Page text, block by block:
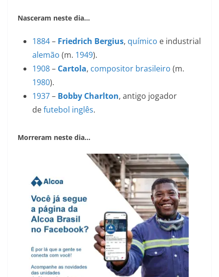
Nasceram neste dia…
1884– Friedrich Bergius, químico e industrial
alemão (m. 1949).
1908– Cartola, compositor brasileiro (m.
1980).
1937– Bobby Charlton, antigo jogador
defutebol inglês.
Morreram neste dia…